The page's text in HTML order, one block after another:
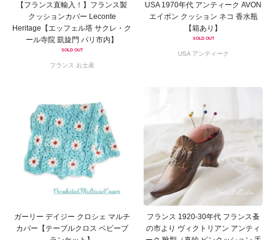
【フランス直輸入！】フランス製
クッションカバー Leconte
Heritage【エッフェル塔 サクレ・ク
ール寺院 凱旋門 パリ市内】
SOLD OUT
フランス お土産
USA 1970年代 アンティーク AVON
エイボン クッション ネコ 香水瓶
【箱あり】
SOLD OUT
USA アンティーク
ガーリー デイジー クロシェ マルチ
カバー【テーブルクロス ベビーブ
フランス 1920-30年代 フランス蚤
の市より ヴィクトリアン アンティ